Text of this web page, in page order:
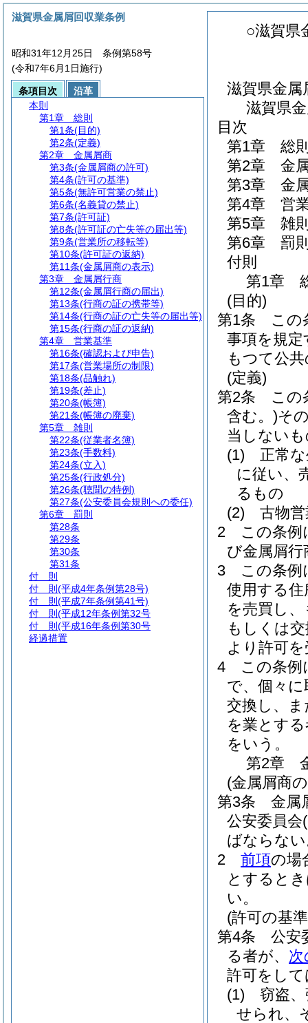
○滋賀県
滋賀県金
滋賀県
目次
第1章
総
第2章
金
第3章
金
第4章
営
第5章
雑
第6章
罰
付則
第1章
(目的)
第1条
この
事項を規
もつて公
(定義)
第2条
この
含む。)そ
当しない
(1)
正常
に従い、
るもの
(2)
古物
2
この条例
び金属屑
3
この条例
使用する
を売買し
もしくは
より許可
4
この条例
で、個々
交換し、
を業とす
をいう。
第2章
(金属屑商
第3条
金属
公安委員会
ばならな
2
前項の場
とすると
い。
(許可の基
第4条
公安
る者が、 次
許可をし
(1)
窃盗
せられ、
滋賀県金属屑回収業条例
昭和31年12月25日 条例第58号
(令和7年6月1日施行)
条項目次
沿革
本則
第1章
総則
第1条(目的)
第2条(定義)
第2章
金属屑商
第3条(金属屑商の許可)
第4条(許可の基準)
第5条(無許可営業の禁止)
第6条(名義貸の禁止)
第7条(許可証)
第8条(許可証の亡失等の届出等)
第9条(営業所の移転等)
第10条(許可証の返納)
第11条(金属屑商の表示)
第3章
金属屑行商
第12条(金属屑行商の届出)
第13条(行商の証の携帯等)
第14条(行商の証の亡失等の届出等)
第15条(行商の証の返納)
第4章
営業基準
第16条(確認および申告)
第17条(営業場所の制限)
第18条(品触れ)
第19条(差止)
第20条(帳簿)
第21条(帳簿の廃棄)
第5章
雑則
第22条(従業者名簿)
第23条(手数料)
第24条(立入)
第25条(行政処分)
第26条(聴聞の特例)
第27条(公安委員会規則への委任)
第6章
罰則
第28条
第29条
第30条
第31条
付 則
付 則 (平成4年条例第28号)
付 則 (平成7年条例第41号)
付 則 (平成12年条例第32号
付 則 (平成16年条例第30号
経過措置